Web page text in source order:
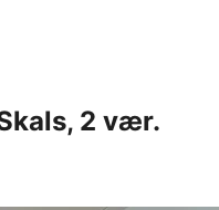
2 vær.